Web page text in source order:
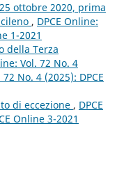
ottobre 2020, prima
, DPCE Online:
1-2021
della Terza
Vol. 72 No. 4
No. 4 (2025): DPCE
di eccezione , DPCE
Online 3-2021